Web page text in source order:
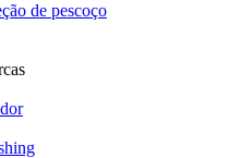
de pescoço